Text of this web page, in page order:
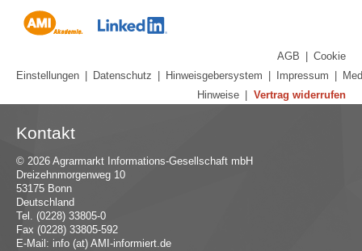
AGB
Cookie
Einstellungen
Datenschutz Hinweisgebersystem Impressum
Hinweise
Vertrag widerrufen
Kontakt
© 2026 Agrarmarkt Informations-Gesellschaft mbH
Dreizehnmorgenweg 10
53175 Bonn
Deutschland
Tel. (0228) 33805-0
Fax (0228) 33805-592
E-Mail: info (at) AMI-informiert.de